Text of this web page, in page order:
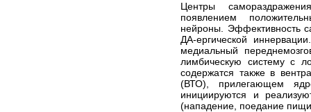
Центры
появлением
нейроны. Эффективность
ДА-ергической
медиальный
лимбическую систему с
содержатся также в
(ВТО), прилегающем
инициируются и
(нападение, поедание